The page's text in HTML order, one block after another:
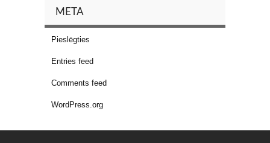
META
Pieslēgties
Entries feed
Comments feed
WordPress.org